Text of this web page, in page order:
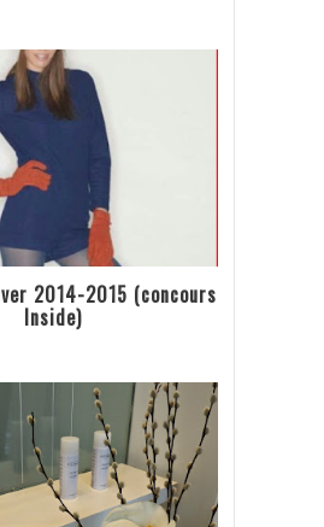
2014-2015 (concours
Inside)